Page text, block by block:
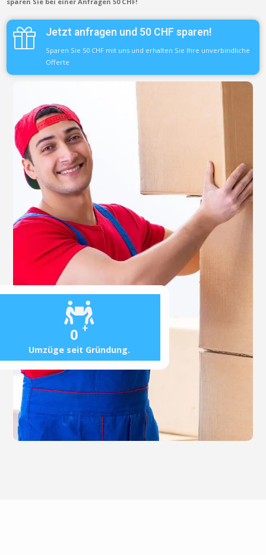
0 +
Umzüge seit Gründung.
Jetzt anfragen und 50 CHF sparen!
Sparen Sie 50 CHF mit uns und erhalten Sie Ihre unverbindliche
Offerte